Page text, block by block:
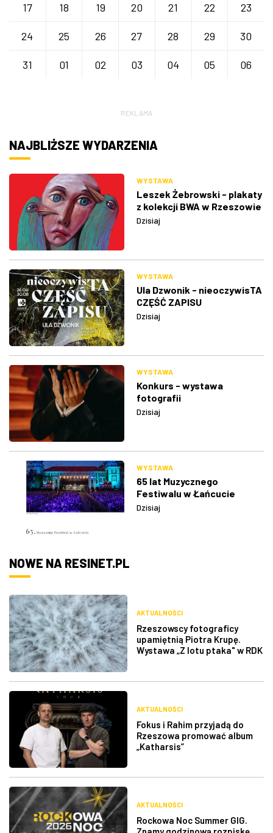
17 18 19 20 21 22 23
24 25 26 27 28 29 30
31 01 02 03 04 05 06
REKLAMA
NAJBLIŻSZE WYDARZENIA
WYSTAWA
Leszek Żebrowski - plakaty
z kolekcji BWA w Rzeszowie
Dzisiaj
WYSTAWA
Ula Dzwonik - nieoczywisTA
CZĘŚĆ ZAPISU
Dzisiaj
WYSTAWA
Konkurs - wystawa
fotografii
Dzisiaj
WYSTAWA
65 lat Muzycznego
Festiwalu w Łańcucie
Dzisiaj
NOWE NA RESINET.PL
AKTUALNOŚCI
Rzeszowscy fotograficy
upamiętnią Piotra Krupę.
Wystawa „Z lotu ptaka" w RDK
AKTUALNOŚCI
Fokus i Rahim przyjadą do
Rzeszowa promować album
„Katharsis”
AKTUALNOŚCI
Rockowa Noc Summer GIG.